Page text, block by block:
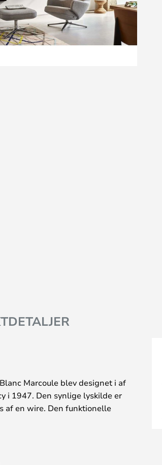
Marcoule blev designet i af
i 1947. Den synlige lyskilde er
af en wire. Den funktionelle
kort til blev produceret i